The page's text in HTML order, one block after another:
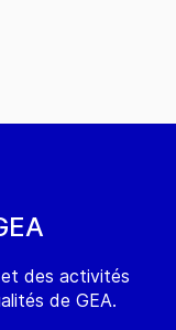
des activités
de GEA.